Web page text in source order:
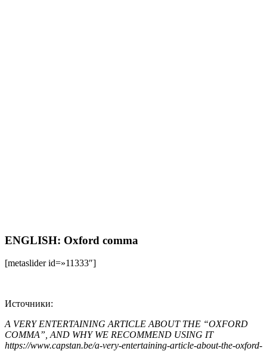
ENGLISH: Oxford comma
[metaslider id=»11333″]
Источники:
A VERY ENTERTAINING ARTICLE ABOUT THE “OXFORD
COMMA”, AND WHY WE RECOMMEND USING IT
https://www.capstan.be/a-very-entertaining-article-about-the-oxford-